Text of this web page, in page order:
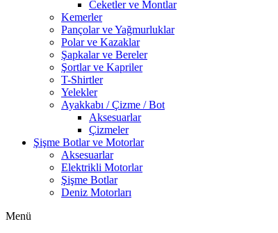
Ceketler ve Montlar
Kemerler
Pançolar ve Yağmurluklar
Polar ve Kazaklar
Şapkalar ve Bereler
Şortlar ve Kapriler
T-Shirtler
Yelekler
Ayakkabı / Çizme / Bot
Aksesuarlar
Çizmeler
Şişme Botlar ve Motorlar
Aksesuarlar
Elektrikli Motorlar
Şişme Botlar
Deniz Motorları
Menü